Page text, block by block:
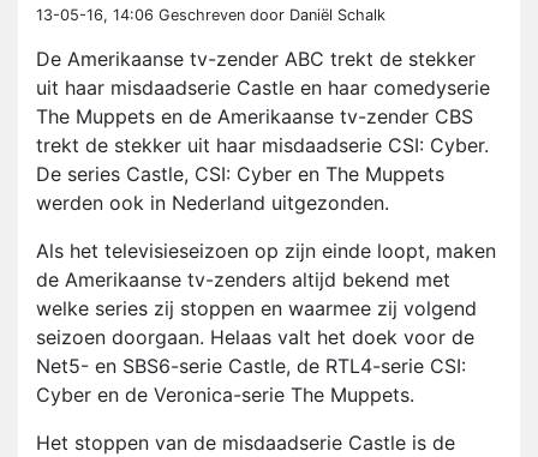
13-05-16, 14:06 Geschreven door Daniël Schalk
De Amerikaanse tv-zender ABC trekt de stekker
uit haar misdaadserie Castle en haar comedyserie
The Muppets en de Amerikaanse tv-zender CBS
trekt de stekker uit haar misdaadserie CSI: Cyber.
De series Castle, CSI: Cyber en The Muppets
werden ook in Nederland uitgezonden.
Als het televisieseizoen op zijn einde loopt, maken
de Amerikaanse tv-zenders altijd bekend met
welke series zij stoppen en waarmee zij volgend
seizoen doorgaan. Helaas valt het doek voor de
Net5- en SBS6-serie Castle, de RTL4-serie CSI:
Cyber en de Veronica-serie The Muppets.
Het stoppen van de misdaadserie Castle is de